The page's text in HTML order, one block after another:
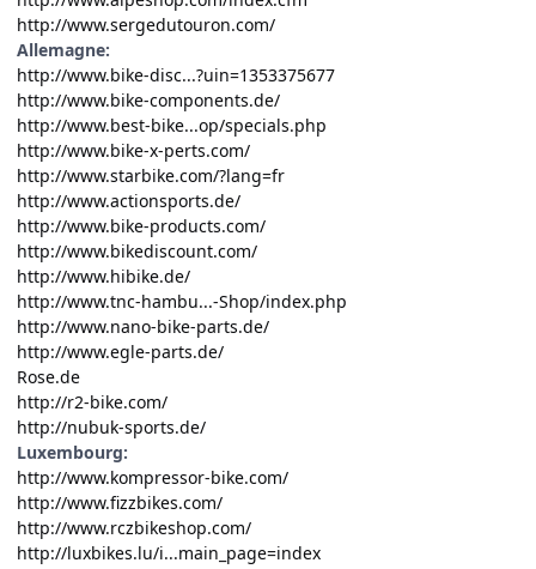
http://www.sergedutouron.com/
Allemagne:
http://www.bike-disc...?uin=1353375677
http://www.bike-components.de/
http://www.best-bike...op/specials.php
http://www.bike-x-perts.com/
http://www.starbike.com/?lang=fr
http://www.actionsports.de/
http://www.bike-products.com/
http://www.bikediscount.com/
http://www.hibike.de/
http://www.tnc-hambu...-Shop/index.php
http://www.nano-bike-parts.de/
http://www.egle-parts.de/
Rose.de
http://r2-bike.com/
http://nubuk-sports.de/
Luxembourg:
http://www.kompressor-bike.com/
http://www.fizzbikes.com/
http://www.rczbikeshop.com/
http://luxbikes.lu/i...main_page=index